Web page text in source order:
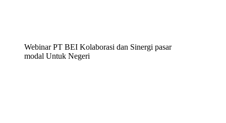
Webinar PT BEI Kolaborasi dan Sinergi pasar
modal Untuk Negeri